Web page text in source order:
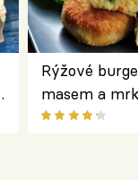
Rýžové
masem a
salátem –